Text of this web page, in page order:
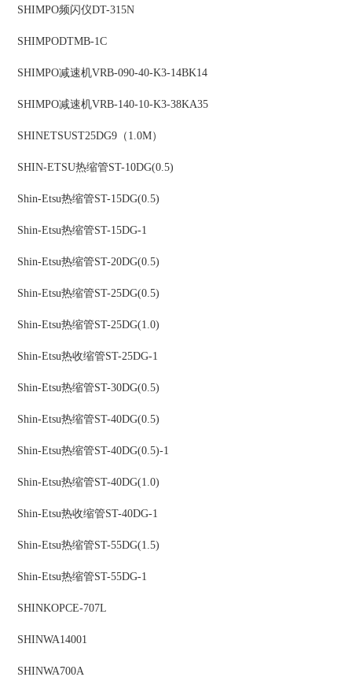
SHIMPO频闪仪DT-315N
SHIMPODTMB-1C
SHIMPO减速机VRB-090-40-K3-14BK14
SHIMPO减速机VRB-140-10-K3-38KA35
SHINETSUST25DG9（1.0M）
SHIN-ETSU热缩管ST-10DG(0.5)
Shin-Etsu热缩管ST-15DG(0.5)
Shin-Etsu热缩管ST-15DG-1
Shin-Etsu热缩管ST-20DG(0.5)
Shin-Etsu热缩管ST-25DG(0.5)
Shin-Etsu热缩管ST-25DG(1.0)
Shin-Etsu热收缩管ST-25DG-1
Shin-Etsu热缩管ST-30DG(0.5)
Shin-Etsu热缩管ST-40DG(0.5)
Shin-Etsu热缩管ST-40DG(0.5)-1
Shin-Etsu热缩管ST-40DG(1.0)
Shin-Etsu热收缩管ST-40DG-1
Shin-Etsu热缩管ST-55DG(1.5)
Shin-Etsu热缩管ST-55DG-1
SHINKOPCE-707L
SHINWA14001
SHINWA700A